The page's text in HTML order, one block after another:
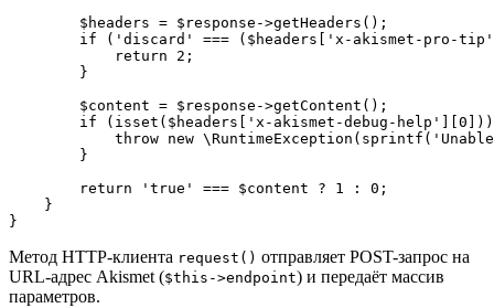
$ headers = $ response ->getHeaders ();
if ( 'discard' === ( $ headers
'x-akismet-pro-tip'
return
2 ;
        }
$content = $ response ->getContent ();
if ( isset ( $ headers 'x-akismet-debug-help' 0
throw new \RuntimeException ( sprintf (
        }
return
'true' === $content ? 1 : 0 ;
    }
}
Метод HTTP-клиента request() отправляет POST-запрос на
URL-адрес Akismet ($this->endpoint) и передаёт массив
параметров.